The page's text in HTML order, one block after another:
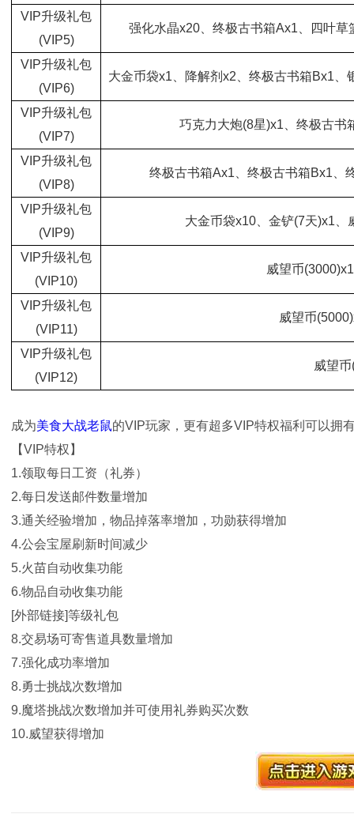
VIP升级礼包
(VIP5)
强化水晶x20、终极古书箱Ax1、四叶
VIP升级礼包
(VIP6)
大金币袋x1、降解剂x2、终极古书箱Bx1
VIP升级礼包
(VIP7)
巧克力大炮(8星)x1、终极古书
VIP升级礼包
(VIP8)
终极古书箱Ax1、终极古书箱Bx1、
VIP升级礼包
(VIP9)
大金币袋x10、金铲(7天)x1、
VIP升级礼包
(VIP10)
威望币
VIP升级礼包
(VIP11)
威望币
VIP升级礼包
(VIP12)
威望
成为美食大战老鼠的VIP玩家，更有超多VIP特权福利可以拥
【VIP特权】
1.领取每日工资（礼券）
2.每日发送邮件数量增加
3.通关经验增加，物品掉落率增加，功勋获得增加
4.公会宝屋刷新时间减少
5.火苗自动收集功能
6.物品自动收集功能
[外部链接]等级礼包
8.交易场可寄售道具数量增加
7.强化成功率增加
8.勇士挑战次数增加
9.魔塔挑战次数增加并可使用礼券购买次数
10.威望获得增加